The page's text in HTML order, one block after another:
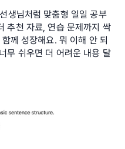
생님처럼 맞춤형 일일 공부
추천 자료, 연습 문제까지 싹
께 성장해요. 뭐 이해 안 되
무 쉬우면 더 어려운 내용 달